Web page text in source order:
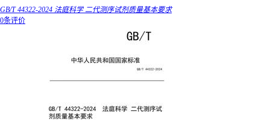
GB/T 44322-2024 法庭科学 二代测序试剂质量基本要求
0条评价